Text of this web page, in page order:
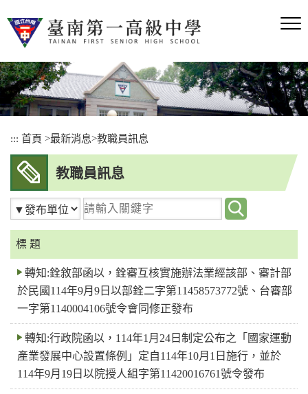
到
內
容
區
塊
::: 首頁 >最新消息>教職員訊息
教職員訊息
請
輸
關
鍵
字
標 題
轉知:銓敘部函以，銓審互核實施辦法業經該部、審計部
於民國114年9月9日以部銓二字第11458573772號、台審部
一字第1140004106號令會同修正發布
轉知:行政院函以，114年1月24日制定公布之「國家運動
產業發展中心設置條例」定自114年10月1日施行，並於
114年9月19日以院授人組字第11420016761號令發布